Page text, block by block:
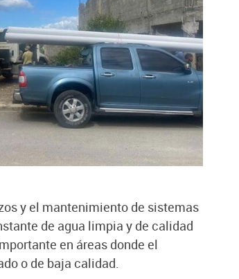
y el mantenimiento de sistemas
de agua limpia y de calidad
en áreas donde el
o de baja calidad.